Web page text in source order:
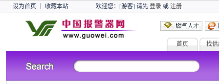
设为首页 收藏本站 欢迎您：[游客] 请先 登录或 注册
首页 找供